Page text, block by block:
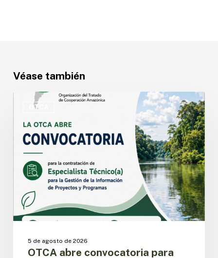
Véase también
OTCA
para
Especialista
Gestión
Información
de
Programas
5 de agosto de 2026
OTCA abre convocatoria para